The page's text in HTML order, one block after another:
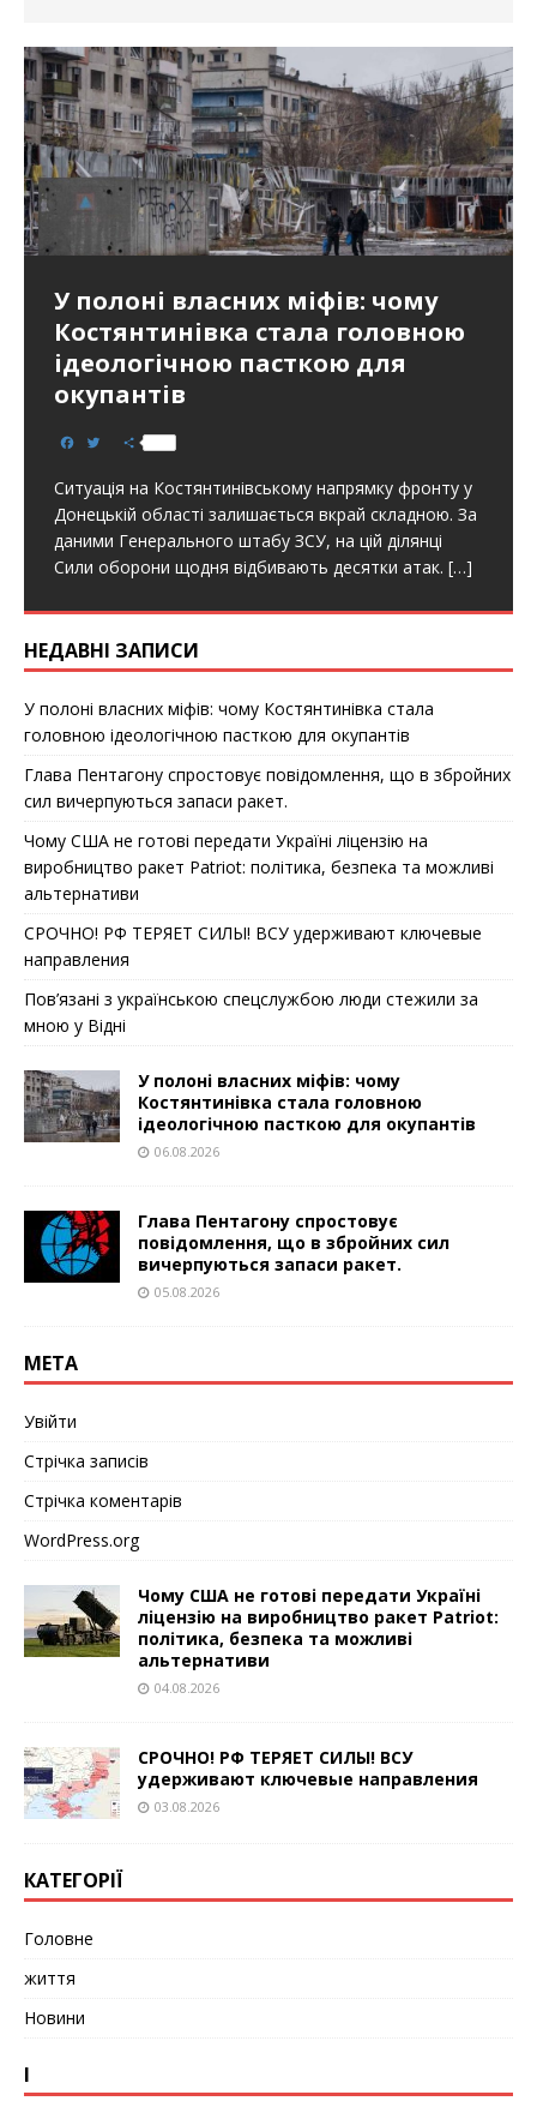
У полоні власних міфів: чому
Костянтинівка стала головною
ідеологічною пасткою для
окупантів
e
b
o
o
k
t
t
e
r
S
h
r
e
Ситуація на Костянтинівському напрямку фронту у
Донецькій області залишається вкрай складною. За
даними Генерального штабу ЗСУ, на цій ділянці
Сили оборони щодня відбивають десятки атак. […]
НЕДАВНІ ЗАПИСИ
У полоні власних міфів: чому Костянтинівка стала
головною ідеологічною пасткою для окупантів
Глава Пентагону спростовує повідомлення, що в збройних
сил вичерпуються запаси ракет.
Чому США не готові передати Україні ліцензію на
виробництво ракет Patriot: політика, безпека та можливі
альтернативи
СРОЧНО! РФ ТЕРЯЕТ СИЛЫ! ВСУ удерживают ключевые
направления
Пов’язані з українською спецслужбою люди стежили за
мною у Відні
У полоні власних міфів: чому
Костянтинівка стала головною
ідеологічною пасткою для окупантів
06.08.2026
Глава Пентагону спростовує
повідомлення, що в збройних сил
вичерпуються запаси ракет.
05.08.2026
МЕТА
Увійти
Стрічка записів
Стрічка коментарів
WordPress.org
Чому США не готові передати Україні
ліцензію на виробництво ракет Patriot:
політика, безпека та можливі
альтернативи
04.08.2026
СРОЧНО! РФ ТЕРЯЕТ СИЛЫ! ВСУ
удерживают ключевые направления
03.08.2026
КАТЕГОРІЇ
Головне
життя
Новини
І